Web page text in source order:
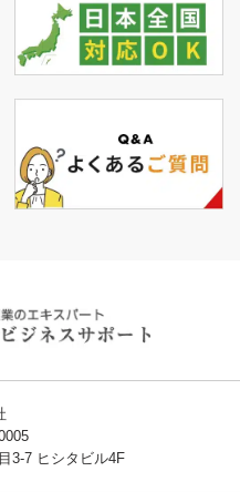
3-7 ヒシタビル4F